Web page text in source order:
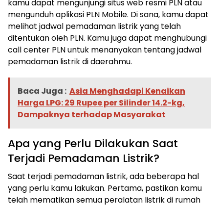
kamu dapat mengunjungi situs web resmi PLN atau
mengunduh aplikasi PLN Mobile. Di sana, kamu dapat
melihat jadwal pemadaman listrik yang telah
ditentukan oleh PLN. Kamu juga dapat menghubungi
call center PLN untuk menanyakan tentang jadwal
pemadaman listrik di daerahmu.
Baca Juga : Asia Menghadapi Kenaikan
Harga LPG: 29 Rupee per Silinder 14.2-kg,
Dampaknya terhadap Masyarakat
Apa yang Perlu Dilakukan Saat
Terjadi Pemadaman Listrik?
Saat terjadi pemadaman listrik, ada beberapa hal
yang perlu kamu lakukan. Pertama, pastikan kamu
telah mematikan semua peralatan listrik di rumah